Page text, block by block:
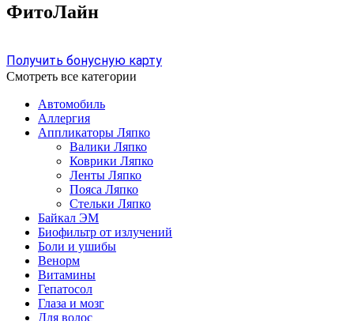
ФитоЛайн
Получить бонусную карту
Смотреть все категории
Автомобиль
Аллергия
Аппликаторы Ляпко
Валики Ляпко
Коврики Ляпко
Ленты Ляпко
Пояса Ляпко
Стельки Ляпко
Байкал ЭМ
Биофильтр от излучений
Боли и ушибы
Венорм
Витамины
Гепатосол
Глаза и мозг
Для волос